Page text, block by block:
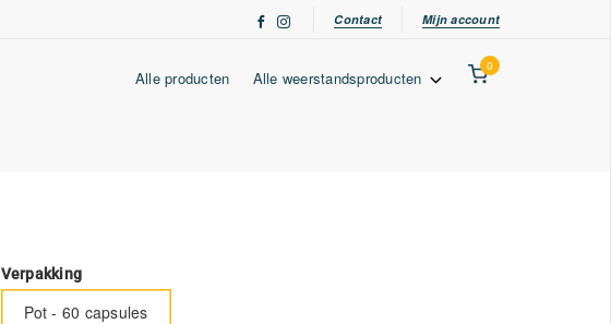
Contact Mijn account
Alle producten Alle weerstandsproducten
0
Verpakking
Pot - 60 capsules